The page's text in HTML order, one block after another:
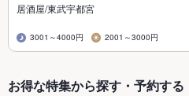
居酒屋/東武宇都宮
3001～4000円 2001～3000円
お得な特集から探す・予約する